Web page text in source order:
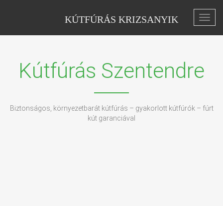
KÚTFÚRÁS KRIZSANYIK
Kútfúrás Szentendre
Biztonságos, környezetbarát kútfúrás – gyakorlott kútfúrók – fúrt
kút garanciával